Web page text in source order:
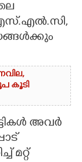
കൂടി
അവർ
മറ്റ്